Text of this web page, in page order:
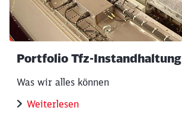
Portfolio Tfz-Instandhaltung
Was wir alles können
Weiterlesen